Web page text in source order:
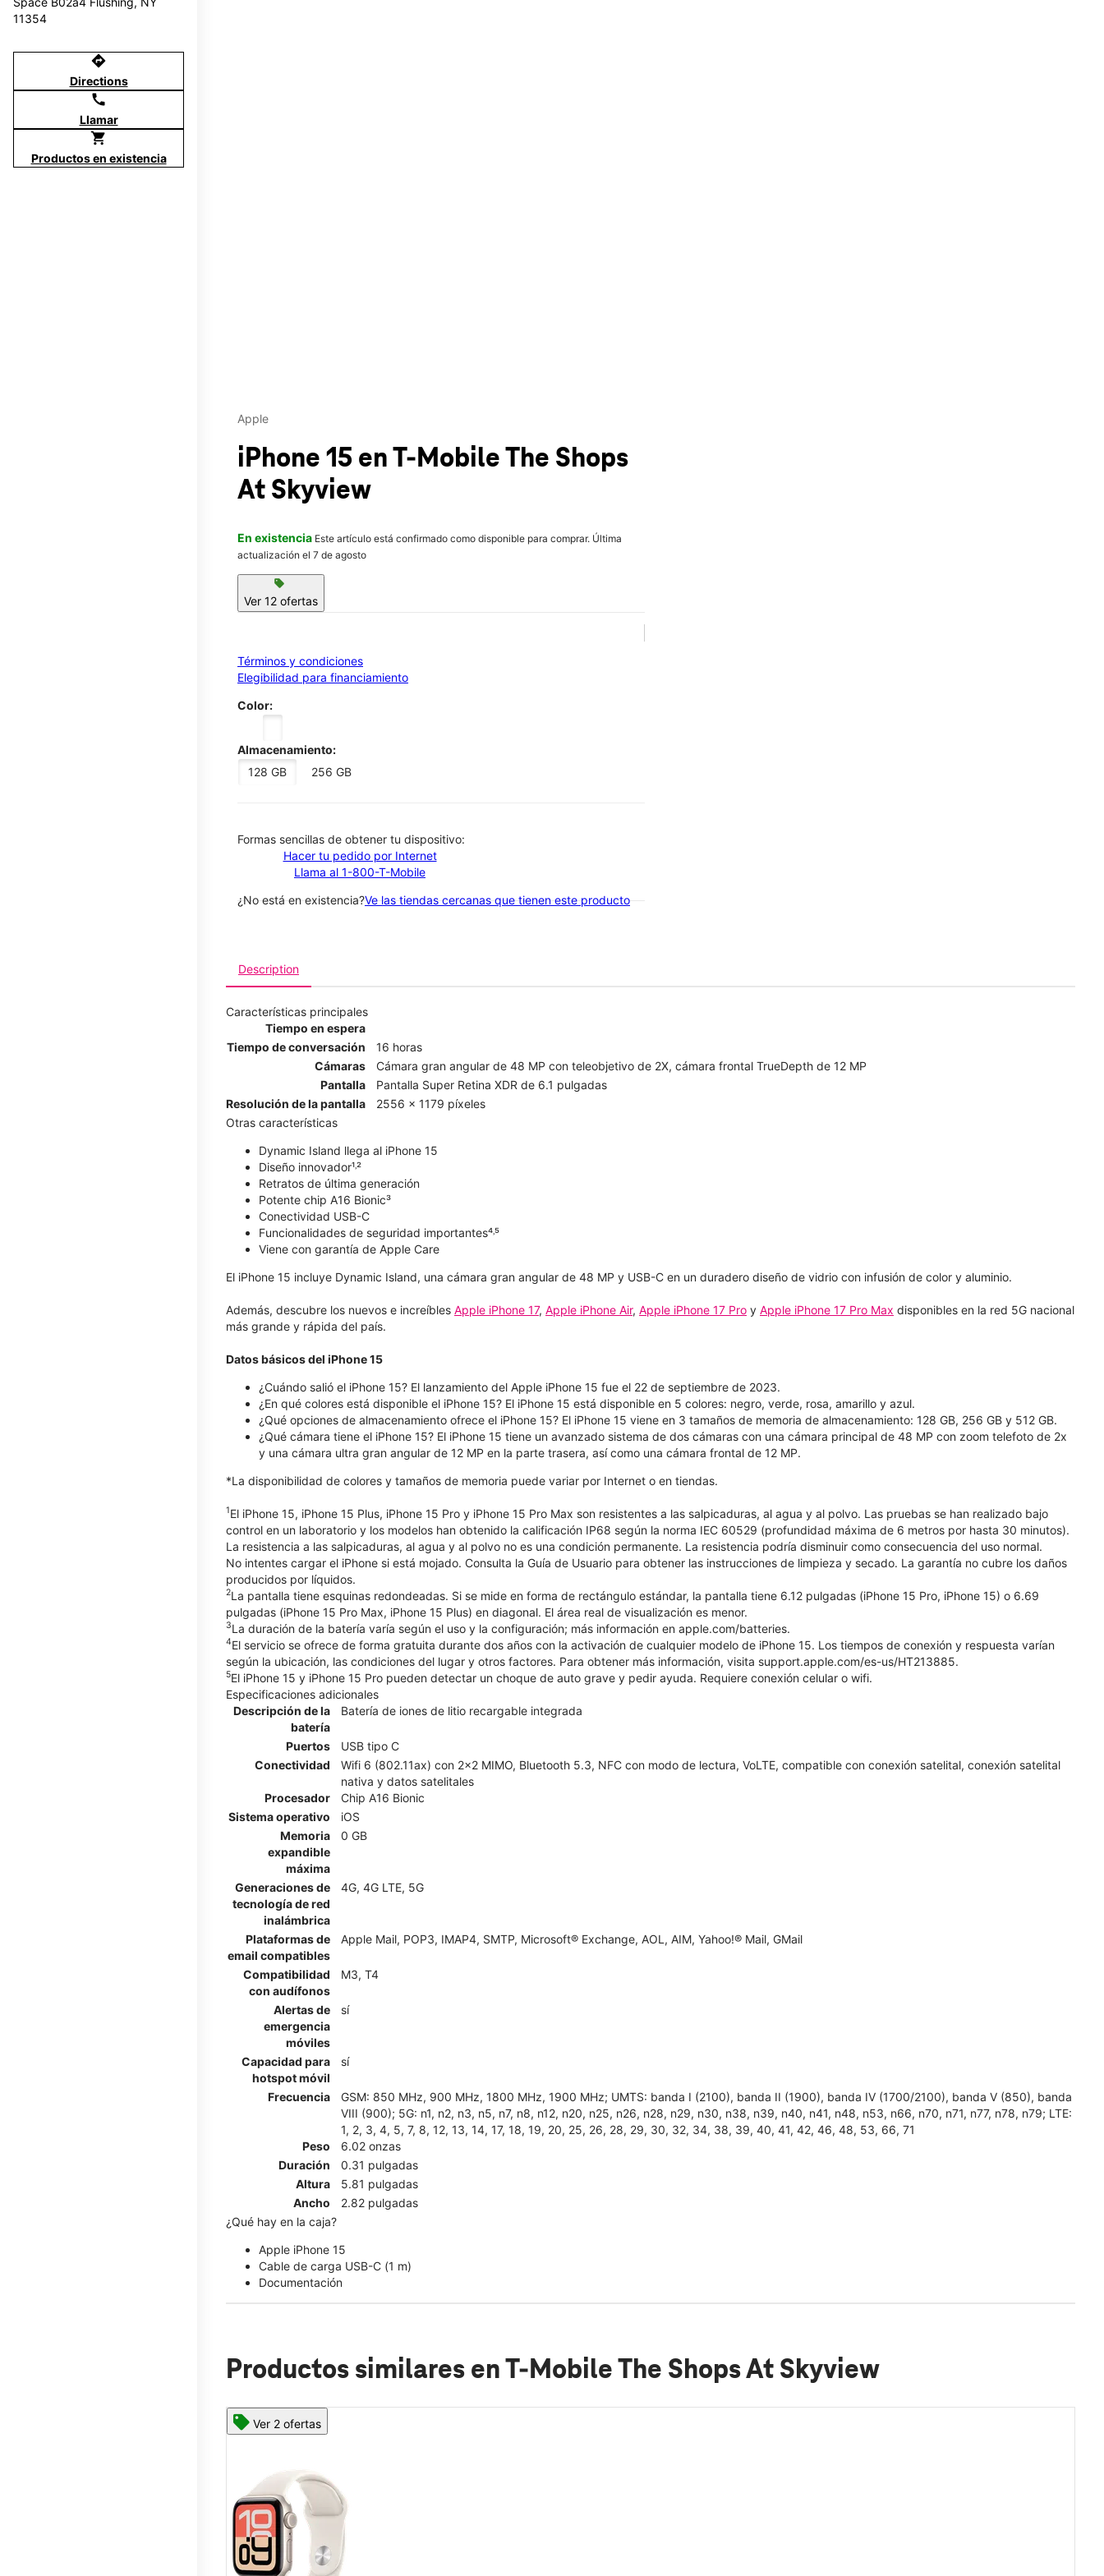
11354
directions
Directions
call
Llamar
shopping_cart
Productos en existencia
Apple
iPhone 15 en T-MobileThe Shops
At Skyview
En existencia Este artículo está confirmado como disponible para comprar. Última
actualización el 7 de agosto
sell
Ver 12 ofertas
Términos y condiciones
Elegibilidad para financiamiento
Color:
Almacenamiento:
128 GB
256 GB
​​​​​​​Formas sencillas de obtener tu dispositivo:
Hacer tu pedido por Internet
Llama al 1-800-T-Mobile
¿No está en existencia?Ve las tiendas cercanas que tienen este producto
Description
Características principales
Tiempo en espera
Tiempo de conversación
16 horas
Cámaras
Cámara gran angular de 48 MP con teleobjetivo de 2X, cámara frontal TrueDepth de 12 MP
Pantalla
Pantalla Super Retina XDR de 6.1 pulgadas
Resolución de la pantalla
2556 x 1179 píxeles
Otras características
Dynamic Island llega al iPhone 15
Diseño innovador¹˒²
Retratos de última generación
Potente chip A16 Bionic³
Conectividad USB-C
Funcionalidades de seguridad importantes⁴˒⁵
Viene con garantía de Apple Care
El iPhone 15 incluye Dynamic Island, una cámara gran angular de 48 MP y USB-C en un duradero diseño de vidrio con infusión de color y aluminio.
Además, descubre los nuevos e increíbles Apple iPhone 17, Apple iPhone Air, Apple iPhone 17 Pro y Apple iPhone 17 Pro Max disponibles en la red 5G nacional
más grande y rápida del país.
Datos básicos del iPhone 15
¿Cuándo salió el iPhone 15? El lanzamiento del Apple iPhone 15 fue el 22 de septiembre de 2023.
¿En qué colores está disponible el iPhone 15? El iPhone 15 está disponible en 5 colores: negro, verde, rosa, amarillo y azul.
¿Qué opciones de almacenamiento ofrece el iPhone 15? El iPhone 15 viene en 3 tamaños de memoria de almacenamiento: 128 GB, 256 GB y 512 GB.
¿Qué cámara tiene el iPhone 15? El iPhone 15 tiene un avanzado sistema de dos cámaras con una cámara principal de 48 MP con zoom telefoto de 2x
y una cámara ultra gran angular de 12 MP en la parte trasera, así como una cámara frontal de 12 MP.
*La disponibilidad de colores y tamaños de memoria puede variar por Internet o en tiendas.
1El iPhone 15, iPhone 15 Plus, iPhone 15 Pro y iPhone 15 Pro Max son resistentes a las salpicaduras, al agua y al polvo. Las pruebas se han realizado bajo
control en un laboratorio y los modelos han obtenido la calificación IP68 según la norma IEC 60529 (profundidad máxima de 6 metros por hasta 30 minutos).
La resistencia a las salpicaduras, al agua y al polvo no es una condición permanente. La resistencia podría disminuir como consecuencia del uso normal.
No intentes cargar el iPhone si está mojado. Consulta la Guía de Usuario para obtener las instrucciones de limpieza y secado. La garantía no cubre los daños
producidos por líquidos.
2La pantalla tiene esquinas redondeadas. Si se mide en forma de rectángulo estándar, la pantalla tiene 6.12 pulgadas (iPhone 15 Pro, iPhone 15) o 6.69
pulgadas (iPhone 15 Pro Max, iPhone 15 Plus) en diagonal. El área real de visualización es menor.
3La duración de la batería varía según el uso y la configuración; más información en apple.com/batteries.
4El servicio se ofrece de forma gratuita durante dos años con la activación de cualquier modelo de iPhone 15. Los tiempos de conexión y respuesta varían
según la ubicación, las condiciones del lugar y otros factores. Para obtener más información, visita support.apple.com/es-us/HT213885.
5El iPhone 15 y iPhone 15 Pro pueden detectar un choque de auto grave y pedir ayuda. Requiere conexión celular o wifi.
Especificaciones adicionales
Descripción de la
batería
Batería de iones de litio recargable integrada
Puertos
USB tipo C
Conectividad
Wifi 6 (802.11ax) con 2x2 MIMO, Bluetooth 5.3, NFC con modo de lectura, VoLTE, compatible con conexión satelital, conexión satelital
nativa y datos satelitales
Procesador
Chip A16 Bionic
Sistema operativo
iOS
Memoria
expandible
máxima
0 GB
Generaciones de
tecnología de red
inalámbrica
4G, 4G LTE, 5G
Plataformas de
email compatibles
Apple Mail, POP3, IMAP4, SMTP, Microsoft® Exchange, AOL, AIM, Yahoo!® Mail, GMail
Compatibilidad
con audífonos
M3, T4
Alertas de
emergencia
móviles
sí
Capacidad para
hotspot móvil
sí
Frecuencia
GSM: 850 MHz, 900 MHz, 1800 MHz, 1900 MHz; UMTS: banda I (2100), banda II (1900), banda IV (1700/2100), banda V (850), banda
VIII (900); 5G: n1, n2, n3, n5, n7, n8, n12, n20, n25, n26, n28, n29, n30, n38, n39, n40, n41, n48, n53, n66, n70, n71, n77, n78, n79; LTE:
1, 2, 3, 4, 5, 7, 8, 12, 13, 14, 17, 18, 19, 20, 25, 26, 28, 29, 30, 32, 34, 38, 39, 40, 41, 42, 46, 48, 53, 66, 71
Peso
6.02 onzas
Duración
0.31 pulgadas
Altura
5.81 pulgadas
Ancho
2.82 pulgadas
¿Qué hay en la caja?
Apple iPhone 15
Cable de carga USB-C (1 m)
Documentación
Productos similares en T-Mobile The Shops At Skyview
Ver 2 ofertas